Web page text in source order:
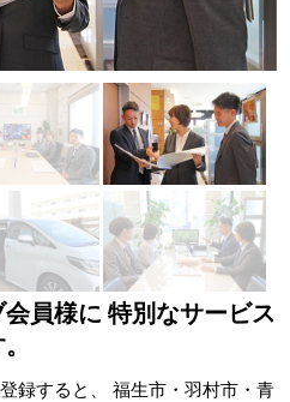
会員様に特別なサービス
録すると、 福生市・羽村市・青